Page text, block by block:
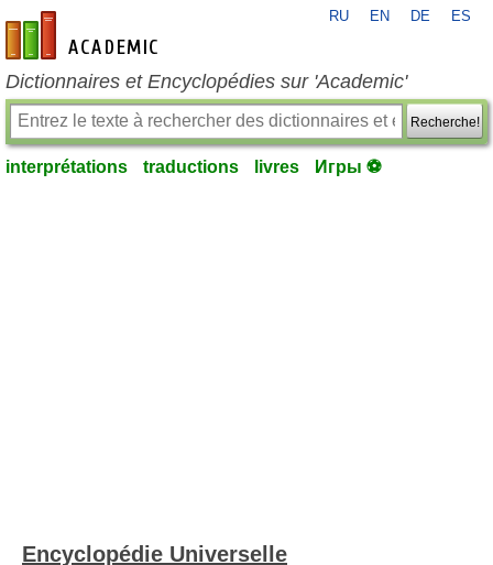
fr-academic.com
RU EN DE ES
Dictionnaires et Encyclopédies sur 'Academic'
Recherche!
interprétations traductions livres Игры ⚽
Encyclopédie Universelle